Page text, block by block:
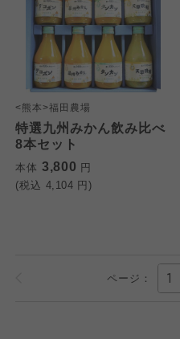
<熊本>福田農場
特選九州みかん飲み比べ
8本セット
本体 3,800 円
(税込 4,104 円)
ページ：